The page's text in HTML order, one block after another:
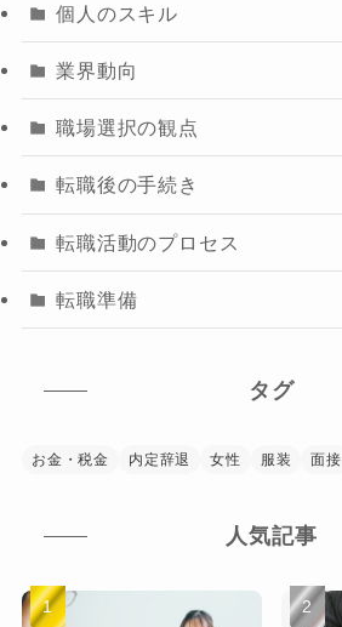
個人のスキル
業界動向
職場選択の観点
転職後の手続き
転職活動のプロセス
転職準備
タグ
お金・税金 内定辞退 女性 服装 面接
人気記事